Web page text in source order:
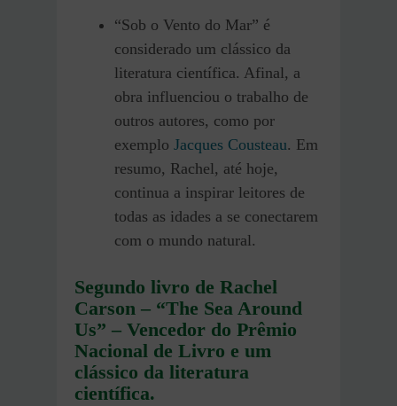
“Sob o Vento do Mar” é
considerado um clássico da
literatura científica. Afinal, a
obra influenciou o trabalho de
outros autores, como por
exemplo Jacques Cousteau. Em
resumo, Rachel, até hoje,
continua a inspirar leitores de
todas as idades a se conectarem
com o mundo natural.
Segundo livro de Rachel
Carson – “The Sea Around
Us” – Vencedor do Prêmio
Nacional de Livro e um
clássico da literatura
científica.